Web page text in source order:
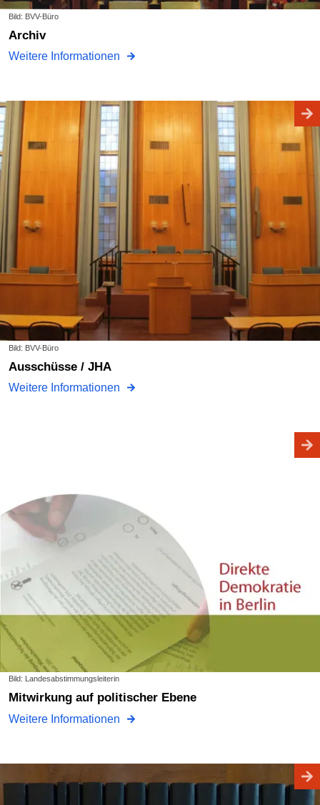
Bild: BVV-Büro
Archiv
Weitere Informationen
Bild: BVV-Büro
Ausschüsse / JHA
Weitere Informationen
Bild: Landesabstimmungsleiterin
Mitwirkung auf politischer Ebene
Weitere Informationen